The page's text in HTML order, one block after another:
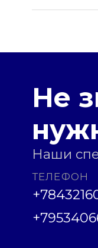
Не
Наши
ТЕЛЕФОН